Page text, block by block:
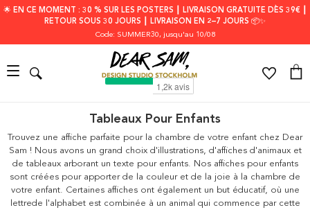
🌟 EN CE MOMENT : 30 % SUR LES POSTERS ┃ LIVRAISON GRATUITE DÈS 39€ ┃
RETOUR SOUS 30 JOURS ┃ LIVRAISON EN 2–7 JOURS 📦✨
Code: SUMMER30, jusqu'au 10/08
Tableaux Pour Enfants
Trouvez une affiche parfaite pour la chambre de votre enfant chez Dear
Sam ! Nous avons un grand choix d'illustrations, d'affiches d'animaux et
de tableaux arborant un texte pour enfants. Nos affiches pour enfants
sont créées pour apporter de la couleur et de la joie à la chambre de
votre enfant. Certaines affiches ont également un but éducatif, où une
lettrede l'alphabet est combinée à un animal qui commence par cette